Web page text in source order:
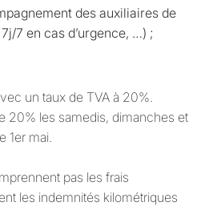
des auxiliaires de
7 en cas d’urgence, …) ;
un taux de TVA à 20%.
20% les samedis, dimanches et
1er mai.
pas les frais
les indemnités kilométriques